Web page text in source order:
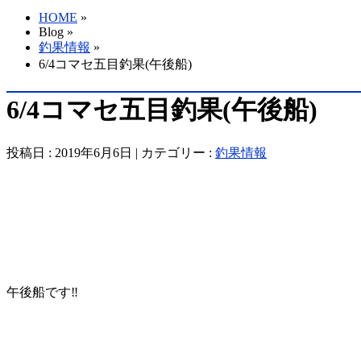
HOME »
Blog »
釣果情報 »
6/4コマセ五目釣果(午後船)
6/4コマセ五目釣果(午後船)
投稿日 : 2019年6月6日 | カテゴリー : 釣果情報
午後船です‼️